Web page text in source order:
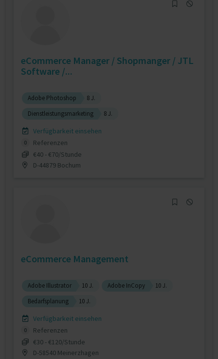
eCommerce Manager / Shopmanger / JTL
Software /...
Adobe Photoshop
8 J.
Dienstleistungsmarketing
8 J.
Verfügbarkeit einsehen
0
Referenzen
€40 - €70/Stunde
D-44879 Bochum
eCommerce Management
Adobe Illustrator 10 J. Adobe InCopy
10 J.
Bedarfsplanung
10 J.
Verfügbarkeit einsehen
0
Referenzen
€30 - €120/Stunde
D-58540 Meinerzhagen